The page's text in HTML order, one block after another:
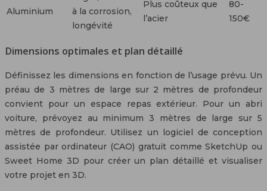
Aluminium
à la corrosion,
longévité
Plus coûteux que
l’acier
80-
150€
Dimensions optimales et plan détaillé
Définissez les dimensions en fonction de l’usage prévu. Un
préau de 3 mètres de large sur 2 mètres de profondeur
convient pour un espace repas extérieur. Pour un abri
voiture, prévoyez au minimum 3 mètres de large sur 5
mètres de profondeur. Utilisez un logiciel de conception
assistée par ordinateur (CAO) gratuit comme SketchUp ou
Sweet Home 3D pour créer un plan détaillé et visualiser
votre projet en 3D.